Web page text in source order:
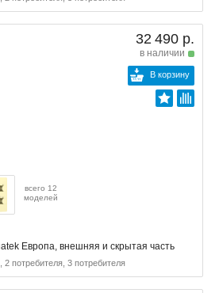
32 490 р.
в наличии
В корзину
всего 12
моделей
Европа, внешняя и скрытая часть
потребителя, 3 потребителя